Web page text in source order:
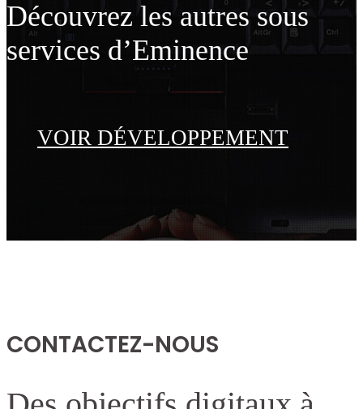
Découvrez les autres sous
services d’Eminence
VOIR DÉVELOPPEMENT
CONTACTEZ-NOUS